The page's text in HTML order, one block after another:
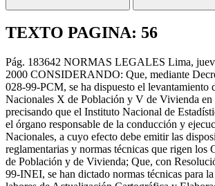
TEXTO PAGINA: 56
Pág. 183642 NORMAS LEGALES Lima,
2000 CONSIDERANDO: Que, mediante
028-99-PCM, se ha dispuesto el levantamiento
Nacionales X de Población y V de Vivienda en
precisando que el Instituto Nacional de
el órgano responsable de la conducción y
Nacionales, a cuyo efecto debe emitir las
reglamentarias y normas técnicas que rigen los
de Población y de Vivienda; Que, con
99-INEI, se han dictado normas técnicas para